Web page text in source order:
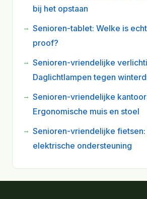
bij het opstaan
Senioren-tablet: Welke is
proof?
Senioren-vriendelijke
Daglichtlampen tegen
Senioren-vriendelijke
Ergonomische muis en stoel
Senioren-vriendelijke fietsen:
elektrische ondersteuning